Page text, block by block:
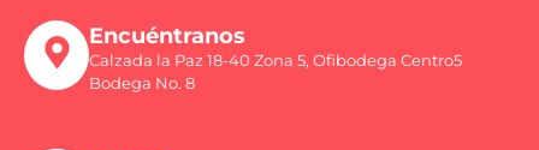
Encuéntranos
Calzada la Paz 18-40 Zona 5, Ofibodega Centro5
Bodega No. 8